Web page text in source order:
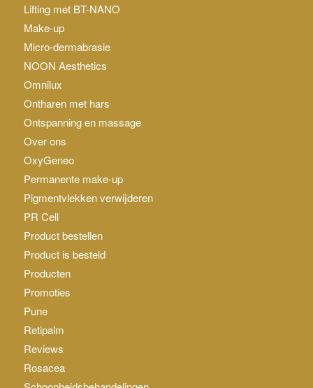
Lifting met BT-NANO
Make-up
Micro-dermabrasie
NOON Aesthetics
Omnilux
Ontharen met hars
Ontspanning en massage
Over ons
OxyGeneo
Permanente make-up
Pigmentvlekken verwijderen
PR Cell
Product bestellen
Product is besteld
Producten
Promoties
Pune
Retipalm
Reviews
Rosacea